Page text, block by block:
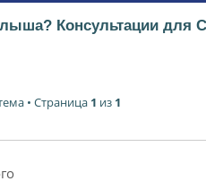
Консультации для
• Страница 1 из 1